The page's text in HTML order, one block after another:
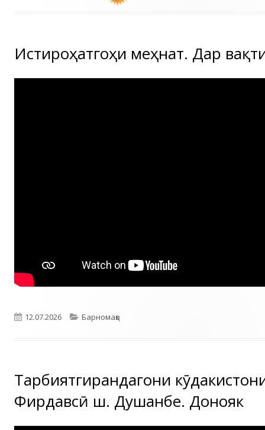
Истироҳатгоҳи меҳнат. Дар
Опубликовано
12.07.2026 Рубрики
Барномаҳо
Тарбиятгирандагони
Фирдавсӣ ш. Душанбе. Донояк